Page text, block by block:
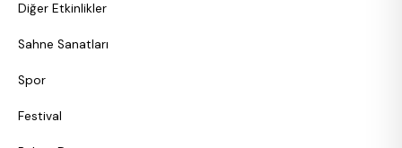
Diğer Etkinlikler
Sahne Sanatları
Spor
Festival